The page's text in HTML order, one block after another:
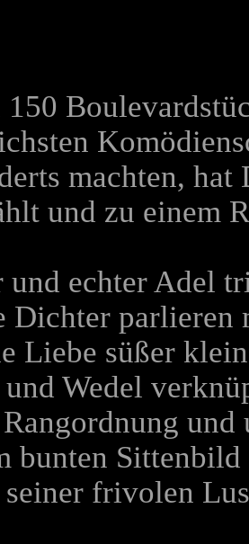
150
machten,
und zu einem
und echter Adel
Dichter parlieren
Liebe süßer
Wedel
bunten Sittenbild
seiner frivolen